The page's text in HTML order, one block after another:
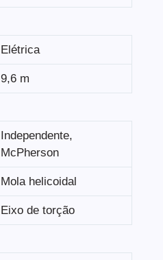
Elétrica
9,6 m
Independente,
McPherson
Mola helicoidal
Eixo de torção